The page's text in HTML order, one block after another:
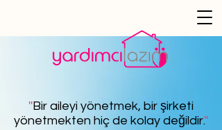
''Bir aileyi yönetmek, bir şirketi
yönetmekten hiç de kolay değildir.''